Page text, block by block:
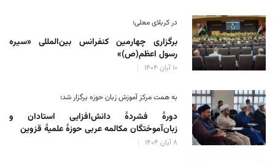
در کربلای معلی؛
برگزاری چهارمین کنفرانس بین‌المللی «سیره
رسول اعظم(ص)»
۱۰ آبان ۱۴۰۴
به همت مرکز آموزش زبان حوزه‌ برگزار شد؛
دورهٔ فشردهٔ دانش‌افزایی استادان و
زبان‌آموختگان مکالمه عربی حوزهٔ علمیهٔ قزوین
۸ آبان ۱۴۰۴